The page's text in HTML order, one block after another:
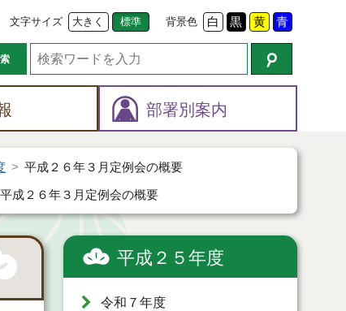
文字サイズ 大きく 標準 背景色 白 黒 黄 青
部署別案内
平成２６年３月定例会の概要
平成２６年３月定例会の概要
平成２５年度
令和７年度